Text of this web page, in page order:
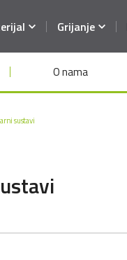
Grijanje
O nama
sustavi